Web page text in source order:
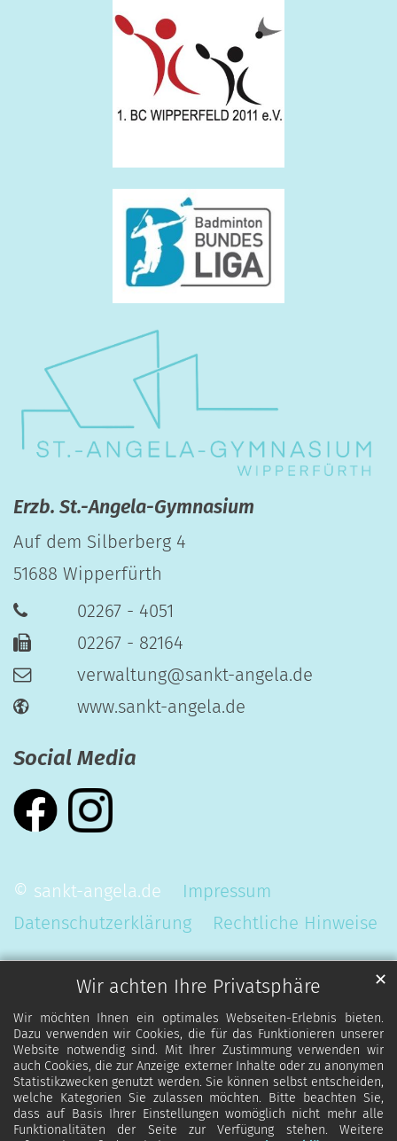
Wir achten Ihre Privatsphäre
Wir möchten Ihnen ein optimales Webseiten-Erlebnis bieten.
Dazu verwenden wir Cookies, die für das Funktionieren unserer
Website notwendig sind. Mit Ihrer Zustimmung verwenden wir
auch Cookies, die zur Anzeige externer Inhalte oder zu anonymen
Statistikzwecken genutzt werden. Sie können selbst entscheiden,
welche Kategorien Sie zulassen möchten. Bitte beachten Sie,
dass auf Basis Ihrer Einstellungen womöglich nicht mehr alle
Funktionalitäten der Seite zur Verfügung stehen. Weitere
✕
Erzb. St.-Angela-Gymnasium
Auf dem Silberberg 4
51688 Wipperfürth
02267 - 4051
02267 - 82164
verwaltung@sankt-angela.de
www.sankt-angela.de
Social Media
© sankt-angela.de
Impressum
Datenschutzerklärung
Rechtliche Hinweise